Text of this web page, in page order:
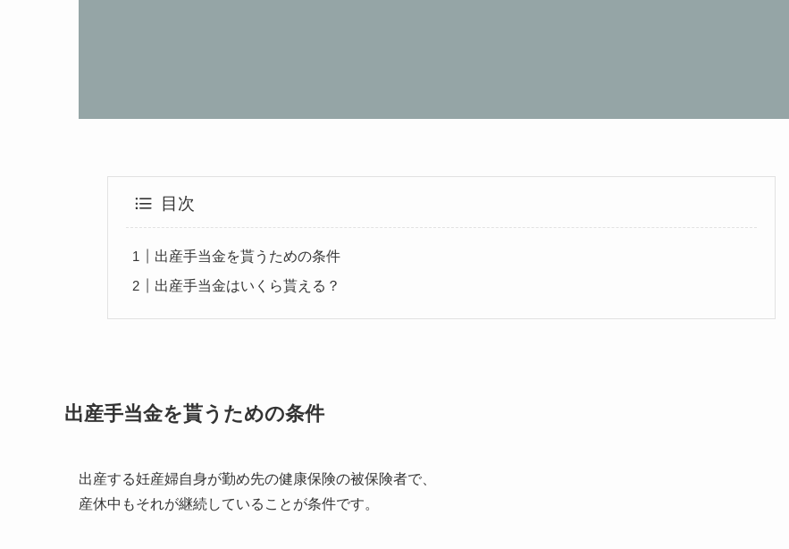
目次
出産手当金を貰うための条件
出産手当金はいくら貰える？
出産手当金を貰うための条件
出産する妊産婦自身が勤め先の健康保険の被保険者で、
産休中もそれが継続していることが条件です。